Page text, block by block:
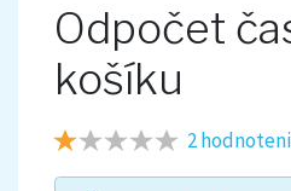
Odpočet
košíku
2